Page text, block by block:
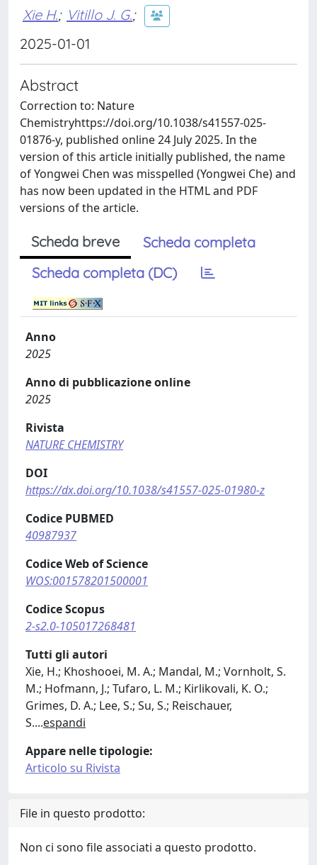
Xie H.; Vitillo J. G.;
2025-01-01
Abstract
Correction to: Nature
Chemistryhttps://doi.org/10.1038/s41557-025-
01876-y, published online 24 July 2025. In the
version of this article initially published, the name
of Yongwei Chen was misspelled (Yongwei Che) and
has now been updated in the HTML and PDF
versions of the article.
Scheda breve
Scheda completa
Scheda completa (DC)
Anno
2025
Anno di pubblicazione online
2025
Rivista
NATURE CHEMISTRY
DOI
https://dx.doi.org/10.1038/s41557-025-01980-z
Codice PUBMED
40987937
Codice Web of Science
WOS:001578201500001
Codice Scopus
2-s2.0-105017268481
Tutti gli autori
Xie, H.; Khoshooei, M. A.; Mandal, M.; Vornholt, S.
M.; Hofmann, J.; Tufaro, L. M.; Kirlikovali, K. O.;
Grimes, D. A.; Lee, S.; Su, S.; Reischauer,
S....espandi
Appare nelle tipologie:
Articolo su Rivista
File in questo prodotto:
Non ci sono file associati a questo prodotto.